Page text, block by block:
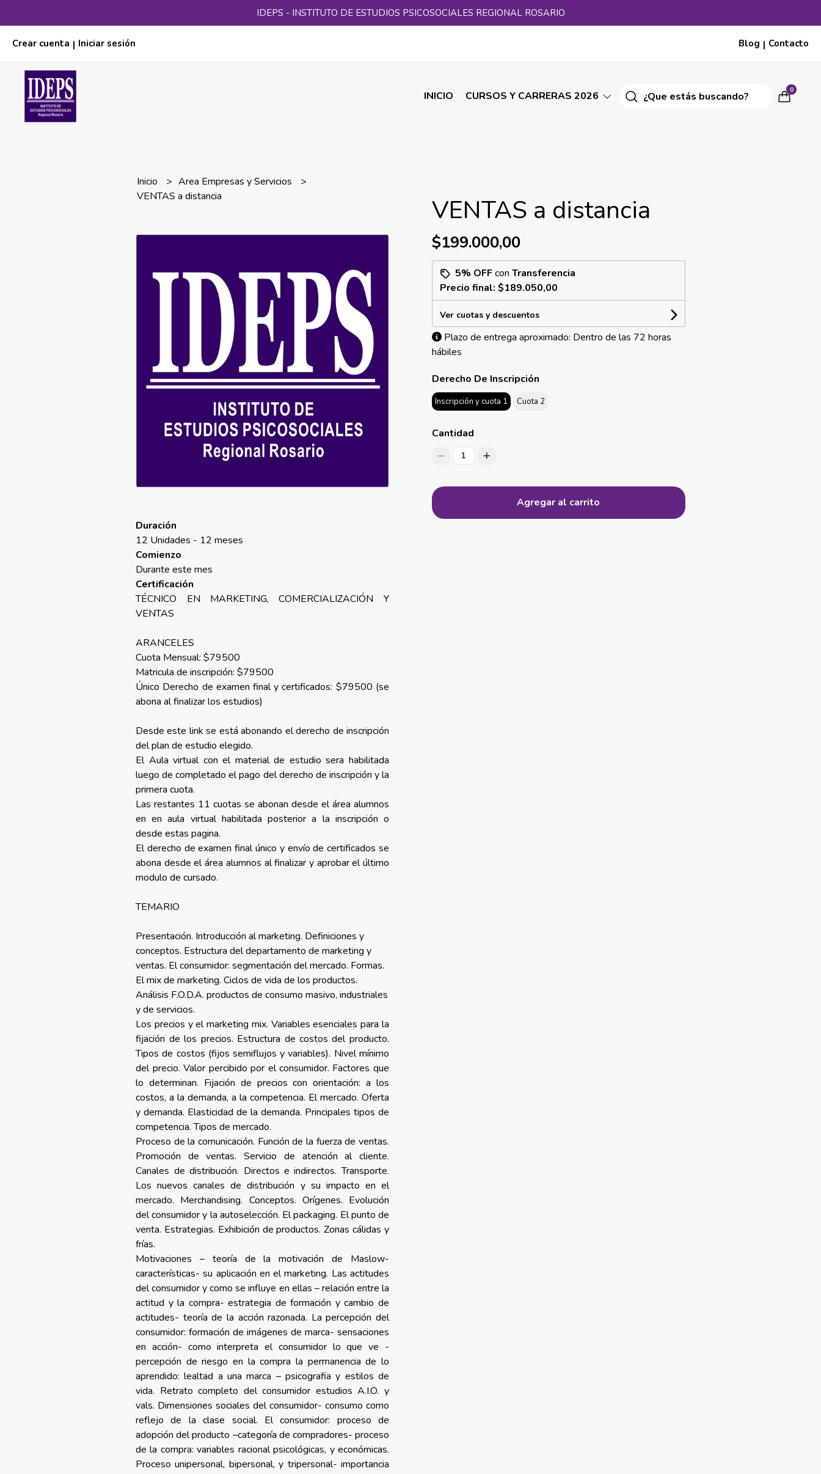
IDEPS - INSTITUTO DE ESTUDIOS PSICOSOCIALES REGIONAL ROSARIO
Crear cuenta | Iniciar sesión Blog | Contacto
INICIO CURSOS Y CARRERAS 2026 0
Inicio
Area Empresas y Servicios
VENTAS a distancia
Duración
12 Unidades - 12 meses
Comienzo
Durante este mes
Certificación
TÉCNICO EN MARKETING, COMERCIALIZACIÓN Y
VENTAS
ARANCELES
Cuota Mensual: $79500
Matricula de inscripción: $79500
Único Derecho de examen final y certificados: $79500 (se
abona al finalizar los estudios)
Desde este link se está abonando el derecho de inscripción
del plan de estudio elegido.
El Aula virtual con el material de estudio sera habilitada
luego de completado el pago del derecho de inscripción y la
primera cuota.
Las restantes 11 cuotas se abonan desde el área alumnos
en en aula virtual habilitada posterior a la inscripción o
desde estas pagina.
El derecho de examen final único y envío de certificados se
abona desde el área alumnos al finalizar y aprobar el último
modulo de cursado.
TEMARIO
Presentación. Introducción al marketing. Definiciones y
conceptos. Estructura del departamento de marketing y
ventas. El consumidor: segmentación del mercado. Formas.
El mix de marketing. Ciclos de vida de los productos.
Análisis F.O.D.A. productos de consumo masivo, industriales
y de servicios.
Los precios y el marketing mix. Variables esenciales para la
fijación de los precios. Estructura de costos del producto.
Tipos de costos (fijos semiflujos y variables). Nivel mínimo
del precio. Valor percibido por el consumidor. Factores que
lo determinan. Fijación de precios con orientación: a los
costos, a la demanda, a la competencia. El mercado. Oferta
y demanda. Elasticidad de la demanda. Principales tipos de
competencia. Tipos de mercado.
Proceso de la comunicación. Función de la fuerza de ventas.
Promoción de ventas. Servicio de atención al cliente.
Canales de distribución. Directos e indirectos. Transporte.
Los nuevos canales de distribución y su impacto en el
mercado. Merchandising. Conceptos. Orígenes. Evolución
del consumidor y la autoselección. El packaging. El punto de
venta. Estrategias. Exhibición de productos. Zonas cálidas y
frías.
Motivaciones – teoría de la motivación de Maslow-
características- su aplicación en el marketing. Las actitudes
del consumidor y como se influye en ellas – relación entre la
actitud y la compra- estrategia de formación y cambio de
actitudes- teoría de la acción razonada. La percepción del
consumidor: formación de imágenes de marca- sensaciones
en acción- como interpreta el consumidor lo que ve -
percepción de riesgo en la compra la permanencia de lo
aprendido: lealtad a una marca – psicografia y estilos de
vida. Retrato completo del consumidor estudios A.I.O. y
vals. Dimensiones sociales del consumidor- consumo como
reflejo de la clase social. El consumidor: proceso de
adopción del producto –categoría de compradores- proceso
de la compra: variables racional psicológicas, y económicas.
Proceso unipersonal, bipersonal, y tripersonal- importancia
VENTAS a distancia
$199.000,00
5% OFFcon Transferencia
Precio final: $189.050,00
Ver cuotas y descuentos
Plazo de entrega aproximado: Dentro de las 72 horas
hábiles
Derecho De Inscripción
Inscripción y cuota 1 Cuota 2
Cantidad
1
Agregar al carrito